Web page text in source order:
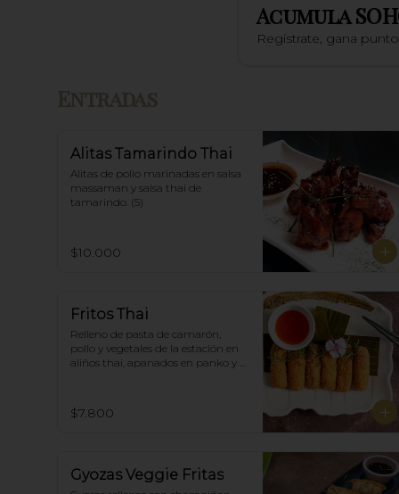
Acumula
Regístrate, gana
Entradas
Alitas Tamarindo Thai
Alitas de pollo marinadas en salsa
massaman y salsa thai de
tamarindo. (5)
$10.000
Fritos Thai
Relleno de pasta de camarón,
pollo y vegetales de la estación en
aliños thai, apanados en panko y
$7.800
Gyozas Veggie Fritas